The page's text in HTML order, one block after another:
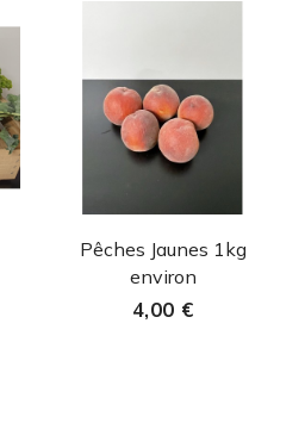
 Aperçu rapide
Pêches Jaunes 1kg
environ
4,00 €